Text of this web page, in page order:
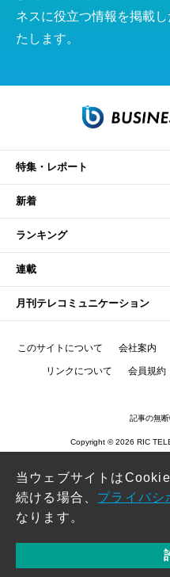
ネスに役立つ情報を掲載
たします。
特集・レポート
新着
ランキング
連載
月刊テレコミュニケーション
このサイトについて 会社案内
リンクについて 会員規約
記事の無
Copyright © 2026 RIC
当ウェブサイトは
続ける場合、 プライバシ
なります。